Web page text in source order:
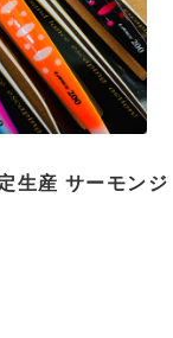
生産 サーモンジ